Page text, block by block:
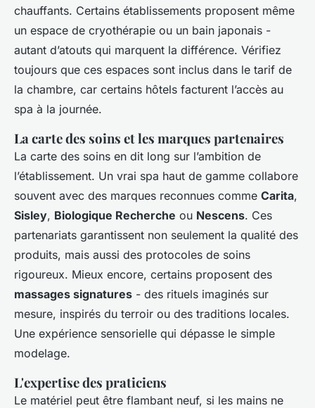
chauffants. Certains établissements proposent même
un espace de cryothérapie ou un bain japonais -
autant d’atouts qui marquent la différence. Vérifiez
toujours que ces espaces sont inclus dans le tarif de
la chambre, car certains hôtels facturent l’accès au
spa à la journée.
La carte des soins et les marques partenaires
La carte des soins en dit long sur l’ambition de
l’établissement. Un vrai spa haut de gamme collabore
souvent avec des marques reconnues comme Carita,
Sisley, Biologique Recherche ou Nescens. Ces
partenariats garantissent non seulement la qualité des
produits, mais aussi des protocoles de soins
rigoureux. Mieux encore, certains proposent des
massages signatures - des rituels imaginés sur
mesure, inspirés du terroir ou des traditions locales.
Une expérience sensorielle qui dépasse le simple
modelage.
L'expertise des praticiens
Le matériel peut être flambant neuf, si les mains ne